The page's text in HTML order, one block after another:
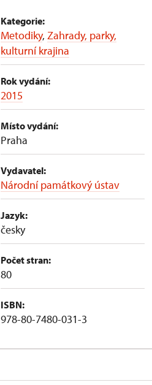
Kategorie:
Metodiky, Zahrady, parky,
kulturní krajina
Rok vydání:
2015
Místo vydání:
Praha
Vydavatel:
Národní památkový ústav
Jazyk:
česky
Počet stran:
80
ISBN:
978-80-7480-031-3